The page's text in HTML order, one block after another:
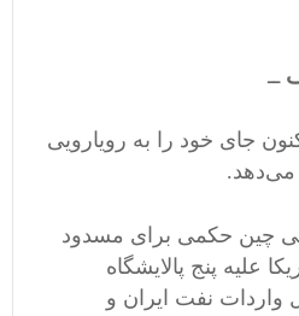
ــ
جای خود را به رویارویی
می‌دهد.
چین حکمی برای مسدود
علیه پنج پالایشگاه
واردات نفت ایران و